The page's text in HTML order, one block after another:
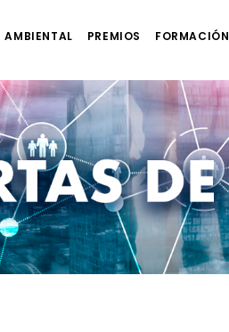
AMBIENTAL PREMIOS FORMACIÓN